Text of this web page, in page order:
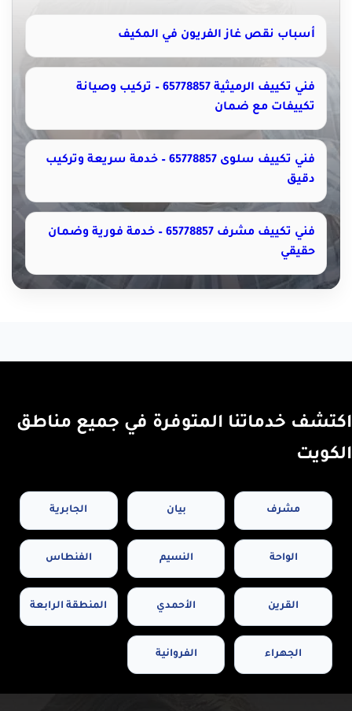
أسباب نقص غاز الفريون في المكيف
فني تكييف الرميثية 65778857 – تركيب وصيانة
تكييفات مع ضمان
فني تكييف سلوى 65778857 – خدمة سريعة وتركيب
دقيق
فني تكييف مشرف 65778857 – خدمة فورية وضمان
حقيقي
اكتشف خدماتنا المتوفرة في جميع مناطق
الكويت
مشرف بيان الجابرية
الواحة النسيم الفنطاس
القرين الأحمدي المنطقة الرابعة
الجهراء الفروانية